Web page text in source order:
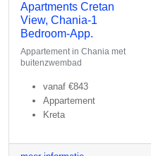
Apartments Cretan
View, Chania-1
Bedroom-App.
Appartement in Chania met
buitenzwembad
vanaf €843
Appartement
Kreta